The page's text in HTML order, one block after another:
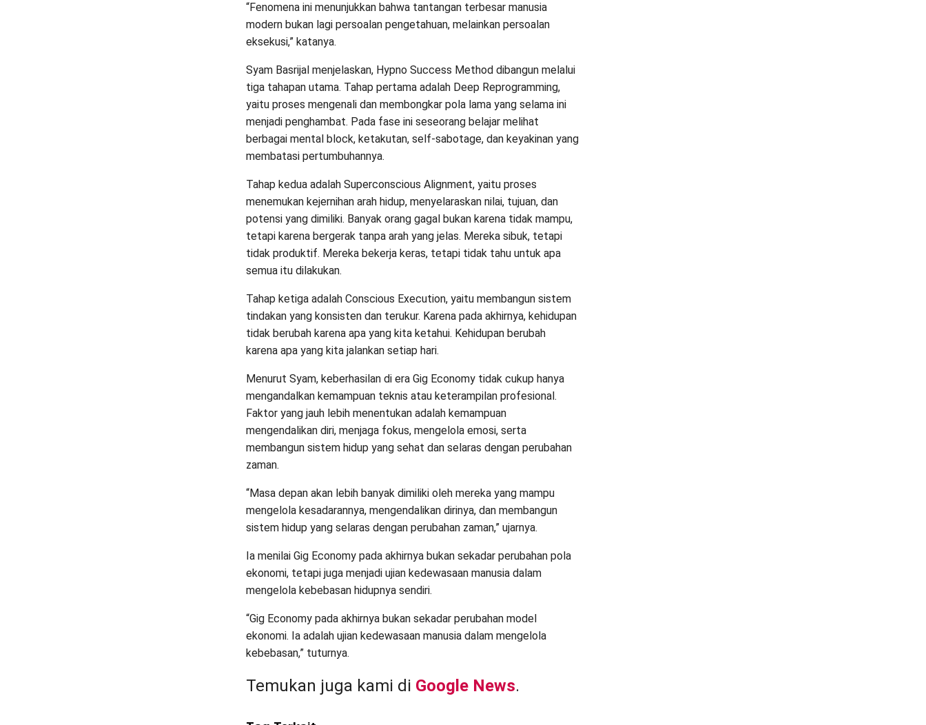
“Fenomena ini menunjukkan bahwa tantangan terbesar manusia
modern bukan lagi persoalan pengetahuan, melainkan persoalan
eksekusi,” katanya.
Syam Basrijal menjelaskan, Hypno Success Method dibangun melalui
tiga tahapan utama. Tahap pertama adalah Deep Reprogramming,
yaitu proses mengenali dan membongkar pola lama yang selama ini
menjadi penghambat. Pada fase ini seseorang belajar melihat
berbagai mental block, ketakutan, self-sabotage, dan keyakinan yang
membatasi pertumbuhannya.
Tahap kedua adalah Superconscious Alignment, yaitu proses
menemukan kejernihan arah hidup, menyelaraskan nilai, tujuan, dan
potensi yang dimiliki. Banyak orang gagal bukan karena tidak mampu,
tetapi karena bergerak tanpa arah yang jelas. Mereka sibuk, tetapi
tidak produktif. Mereka bekerja keras, tetapi tidak tahu untuk apa
semua itu dilakukan.
Tahap ketiga adalah Conscious Execution, yaitu membangun sistem
tindakan yang konsisten dan terukur. Karena pada akhirnya, kehidupan
tidak berubah karena apa yang kita ketahui. Kehidupan berubah
karena apa yang kita jalankan setiap hari.
Menurut Syam, keberhasilan di era Gig Economy tidak cukup hanya
mengandalkan kemampuan teknis atau keterampilan profesional.
Faktor yang jauh lebih menentukan adalah kemampuan
mengendalikan diri, menjaga fokus, mengelola emosi, serta
membangun sistem hidup yang sehat dan selaras dengan perubahan
zaman.
“Masa depan akan lebih banyak dimiliki oleh mereka yang mampu
mengelola kesadarannya, mengendalikan dirinya, dan membangun
sistem hidup yang selaras dengan perubahan zaman,” ujarnya.
Ia menilai Gig Economy pada akhirnya bukan sekadar perubahan pola
ekonomi, tetapi juga menjadi ujian kedewasaan manusia dalam
mengelola kebebasan hidupnya sendiri.
“Gig Economy pada akhirnya bukan sekadar perubahan model
ekonomi. Ia adalah ujian kedewasaan manusia dalam mengelola
kebebasan,” tuturnya.
Temukan juga kami di Google News.